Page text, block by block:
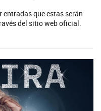
entradas que estas serán
del sitio web oficial.